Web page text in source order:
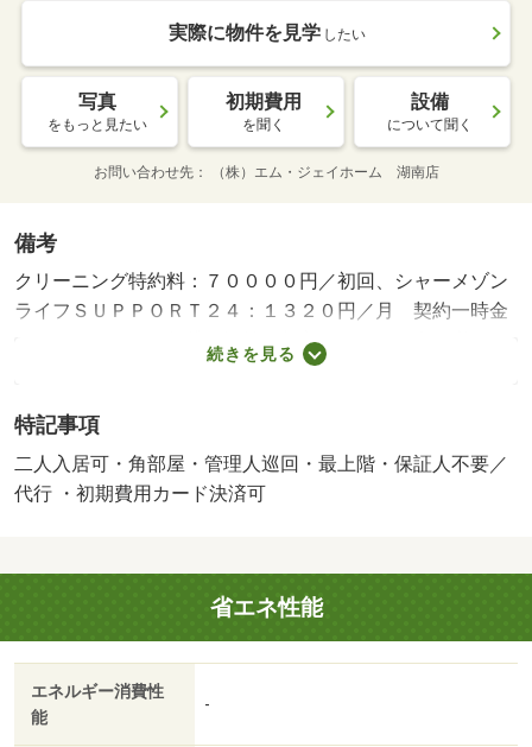
実際に物件を見学 したい
写真
をもっと見たい
初期費用
を聞く
設備
について聞く
お問い合わせ先 （株）エム・ジェイホーム 湖南店
備考
クリーニング特約料：７００００円／初回、シャーメゾン
ライフＳＵＰＰＯＲＴ２４：１３２０円／月 契約一時金
２０，０００円・賃貸保証等：加入要（オリコ利用必須
契約時事務手数料 ３３，０００円、月額賃料等お支払相
等：町会費３８０円／月・管理形態／管理員の勤務形態：
巡回・お引越しをしてすぐにインターネットが無料で使え
ます！・バイク置場：なし・駐輪場：有
続きを見る
特記事項
二人入居可・角部屋・管理人巡回・最上階・保証人不要／
代行 ・初期費用カード決済可
省エネ性能
エネルギー消費性
能
-